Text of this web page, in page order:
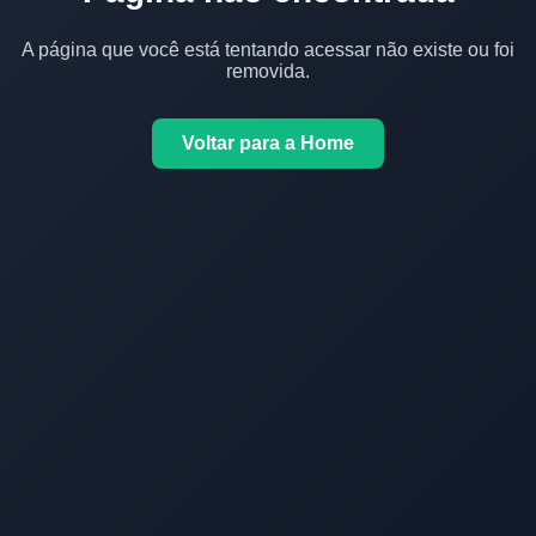
A página que você está tentando acessar não existe ou foi
removida.
Voltar para a Home